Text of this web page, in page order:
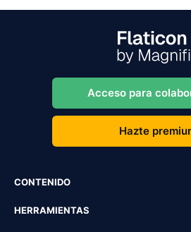
Acceso para
Hazte
CONTENIDO
HERRAMIENTAS